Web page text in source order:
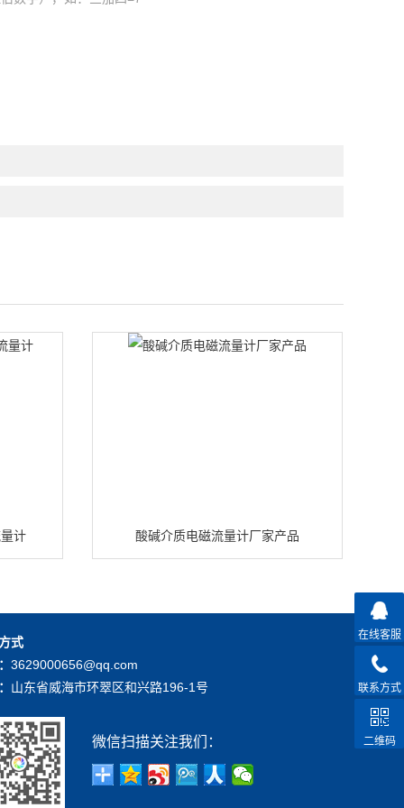
计 酸碱介质电磁流量计厂家产品
式
3629000656@qq.com
山东省威海市环翠区和兴路196-1号
微信扫描关注我们：
在线客服
联系方式
二维码